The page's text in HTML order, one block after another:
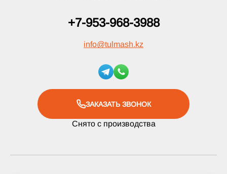
+7-953-968-3988
info@tulmash.kz
ЗАКАЗАТЬ ЗВОНОК
Снято с производства